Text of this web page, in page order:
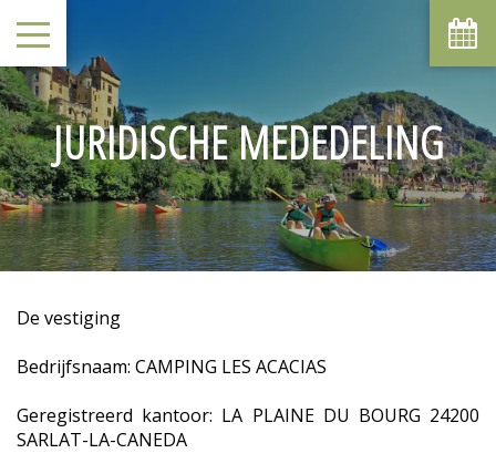
JURIDISCHE MEDEDELING
De vestiging
Bedrijfsnaam: CAMPING LES ACACIAS
Geregistreerd kantoor: LA PLAINE DU BOURG 24200
SARLAT-LA-CANEDA